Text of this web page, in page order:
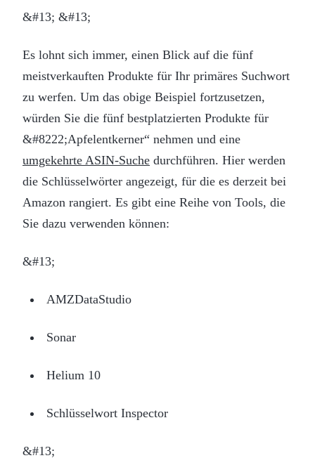
&#13; &#13;
Es lohnt sich immer, einen Blick auf die fünf
meistverkauften Produkte für Ihr primäres Suchwort
zu werfen. Um das obige Beispiel fortzusetzen,
würden Sie die fünf bestplatzierten Produkte für
&#8222;Apfelentkerner“ nehmen und eine
umgekehrte ASIN-Suche durchführen. Hier werden
die Schlüsselwörter angezeigt, für die es derzeit bei
Amazon rangiert. Es gibt eine Reihe von Tools, die
Sie dazu verwenden können:
&#13;
AMZDataStudio
Sonar
Helium 10
Schlüsselwort Inspector
&#13;